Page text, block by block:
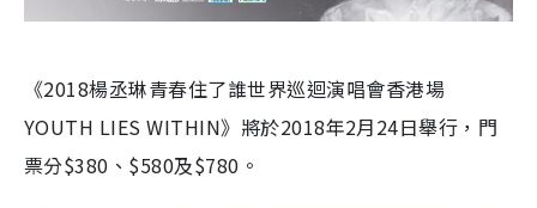
《2018楊丞琳青春住了誰世界巡迴演唱會香港場
YOUTH LIES WITHIN》將於2018年2月24日舉行，門
票分$380、$580及$780。